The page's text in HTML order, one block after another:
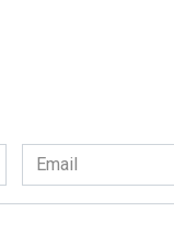
Email
*